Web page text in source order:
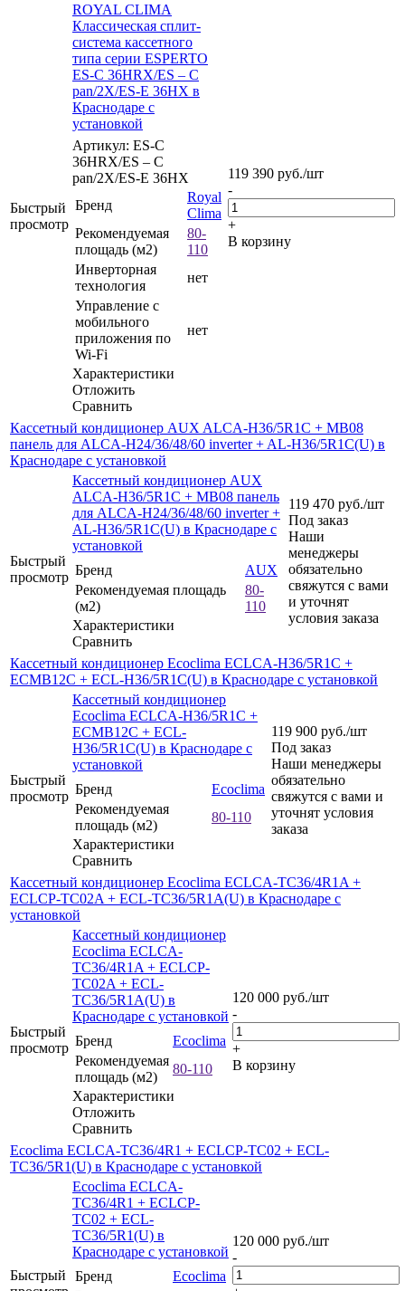
Быстрый
просмотр
ROYAL CLIMA
Классическая сплит-
система кассетного
типа серии ESPERTO
ES-C 36HRX/ES – C
pan/2X/ES-E 36HX в
Краснодаре с
установкой
Артикул: ES-C
36HRX/ES – C
pan/2X/ES-E 36HX
Бренд
Royal
Clima
Рекомендуемая
площадь (м2)
80-
110
Инверторная
технология
нет
Управление c
мобильного
приложения по
Wi-Fi
нет
Характеристики
Отложить
Сравнить
119 390 руб./шт
-
+
В корзину
Кассетный кондиционер AUX ALCA-H36/5R1C + MB08
панель для ALCA-H24/36/48/60 inverter + AL-H36/5R1C(U) в
Краснодаре с установкой
Быстрый
просмотр
Кассетный кондиционер AUX
ALCA-H36/5R1C + MB08 панель
для ALCA-H24/36/48/60 inverter +
AL-H36/5R1C(U) в Краснодаре с
установкой
Бренд
AUX
Рекомендуемая площадь
(м2)
80-
110
Характеристики
Сравнить
119 470 руб./шт
Под заказ
Наши
менеджеры
обязательно
свяжутся с вами
и уточнят
условия заказа
Кассетный кондиционер Ecoclima ECLCA-H36/5R1C +
ECMB12C + ECL-H36/5R1C(U) в Краснодаре с установкой
Быстрый
просмотр
Кассетный кондиционер
Ecoclima ECLCA-H36/5R1C +
ECMB12C + ECL-
H36/5R1C(U) в Краснодаре с
установкой
Бренд
Ecoclima
Рекомендуемая
площадь (м2)
80-110
Характеристики
Сравнить
119 900 руб./шт
Под заказ
Наши менеджеры
обязательно
свяжутся с вами и
уточнят условия
заказа
Кассетный кондиционер Ecoclima ECLCA-TC36/4R1A +
ECLCP-TC02A + ECL-TC36/5R1A(U) в Краснодаре с
установкой
Быстрый
просмотр
Кассетный кондиционер
Ecoclima ECLCA-
TC36/4R1A + ECLCP-
TC02A + ECL-
TC36/5R1A(U) в
Краснодаре с установкой
Бренд
Ecoclima
Рекомендуемая
площадь (м2)
80-110
Характеристики
Отложить
Сравнить
120 000 руб./шт
-
+
В корзину
Ecoclima ECLCA-TC36/4R1 + ECLCP-TC02 + ECL-
TC36/5R1(U) в Краснодаре с установкой
Быстрый
Ecoclima ECLCA-
TC36/4R1 + ECLCP-
TC02 + ECL-
TC36/5R1(U) в
Краснодаре с установкой
Бренд
Ecoclima
120 000 руб./шт
-